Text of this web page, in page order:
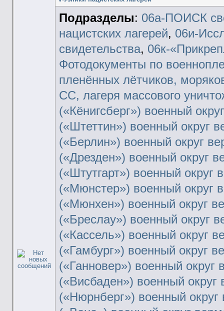
Подразделы: 06а-ПОИСК
нацистских лагерей, 06и-
свидетельства, 06к-
Фотодокументы по
пленённых лётчиков,
СС, лагеря массового
(«Кёнигсберг») военный
(«Штеттин») военный округ
(«Берлин») военный округ
(«Дрезден») военный округ
(«Штутгарт») военный округ
(«Мюнстер») военный округ
(«Мюнхен») военный округ
(«Бреслау») военный округ
(«Кассель») военный округ
(«Гамбург») военный округ
(«Ганновер») военный округ
(«Висбаден») военный округ
(«Нюрнберг») военный округ